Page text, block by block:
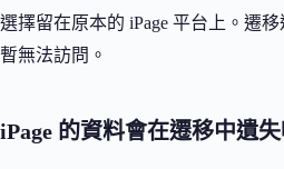
選擇留在原本的 iPage 平台上。遷
暫無法訪問。
iPage 的資料會在遷移中遺失